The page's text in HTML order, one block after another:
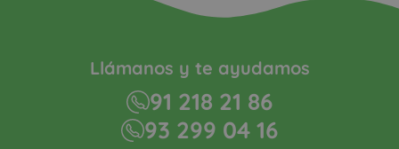
Llámanos y te ayudamos
91 218 21 86
93 299 04 16